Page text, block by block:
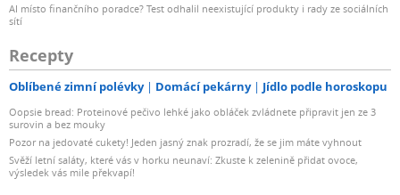
AI místo finančního poradce? Test odhalil neexistující produkty i rady ze sociálních
sítí
Recepty
Oblíbené zimní polévky Domácí pekárny Jídlo podle horoskopu
Oopsie bread: Proteinové pečivo lehké jako obláček zvládnete připravit jen ze 3
surovin a bez mouky
Pozor na jedovaté cukety! Jeden jasný znak prozradí, že se jim máte vyhnout
Svěží letní saláty, které vás v horku neunaví: Zkuste k zelenině přidat ovoce,
výsledek vás mile překvapí!